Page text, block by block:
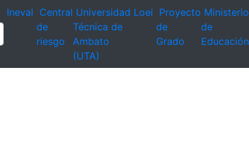
Ineval Central
de
riesgo
Universidad
Técnica de
Ambato
(UTA)
Loei Proyecto
de
Grado
Ministerio
de
Educación